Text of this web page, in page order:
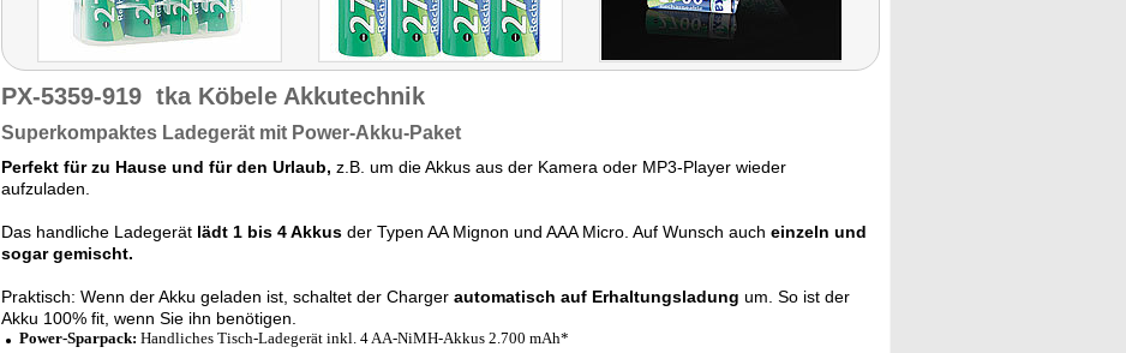
PX-5359-919 tka Köbele Akkutechnik
Superkompaktes Ladegerät mit Power-Akku-Paket
Perfekt für zu Hause und für den Urlaub, z.B. um die Akkus aus der Kamera oder MP3-Player wieder
aufzuladen.
Das handliche Ladegerät lädt 1 bis 4 Akkus der Typen AA Mignon und AAA Micro. Auf Wunsch auch einzeln und
sogar gemischt.
Praktisch: Wenn der Akku geladen ist, schaltet der Charger automatisch auf Erhaltungsladung um. So ist der
Akku 100% fit, wenn Sie ihn benötigen.
Power-Sparpack: Handliches Tisch-Ladegerät inkl. 4 AA-NiMH-Akkus 2.700 mAh*